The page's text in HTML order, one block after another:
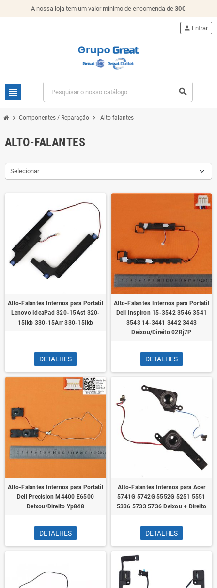
A nossa loja tem um valor mínimo de encomenda de 30€.
view_headline search
person Entrar
chevron_right Componentes / Reparação chevron_right Alto-falantes
ALTO-FALANTES
Selecionar
Alto-Falantes Internos para Portatil
Lenovo IdeaPad 320-15Ast 320-
15Ikb 330-15Arr 330-15Ikb
DETALHES
Alto-Falantes Internos para Portatil
Dell Inspiron 15-3542 3546 3541
3543 14-3441 3442 3443
Deixou/Direito 02Rj7P
DETALHES
Alto-Falantes Internos para Portatil
Dell Precision M4400 E6500
Deixou/Direito Yp848
DETALHES
Alto-Falantes Internos para Acer
5741G 5742G 5552G 5251 5551
5336 5733 5736 Deixou + Direito
DETALHES